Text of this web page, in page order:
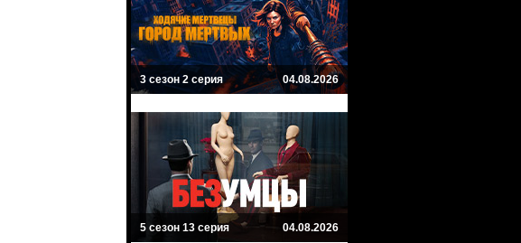
3 сезон 2 серия 04.08.2026
5 сезон 13 серия 04.08.2026